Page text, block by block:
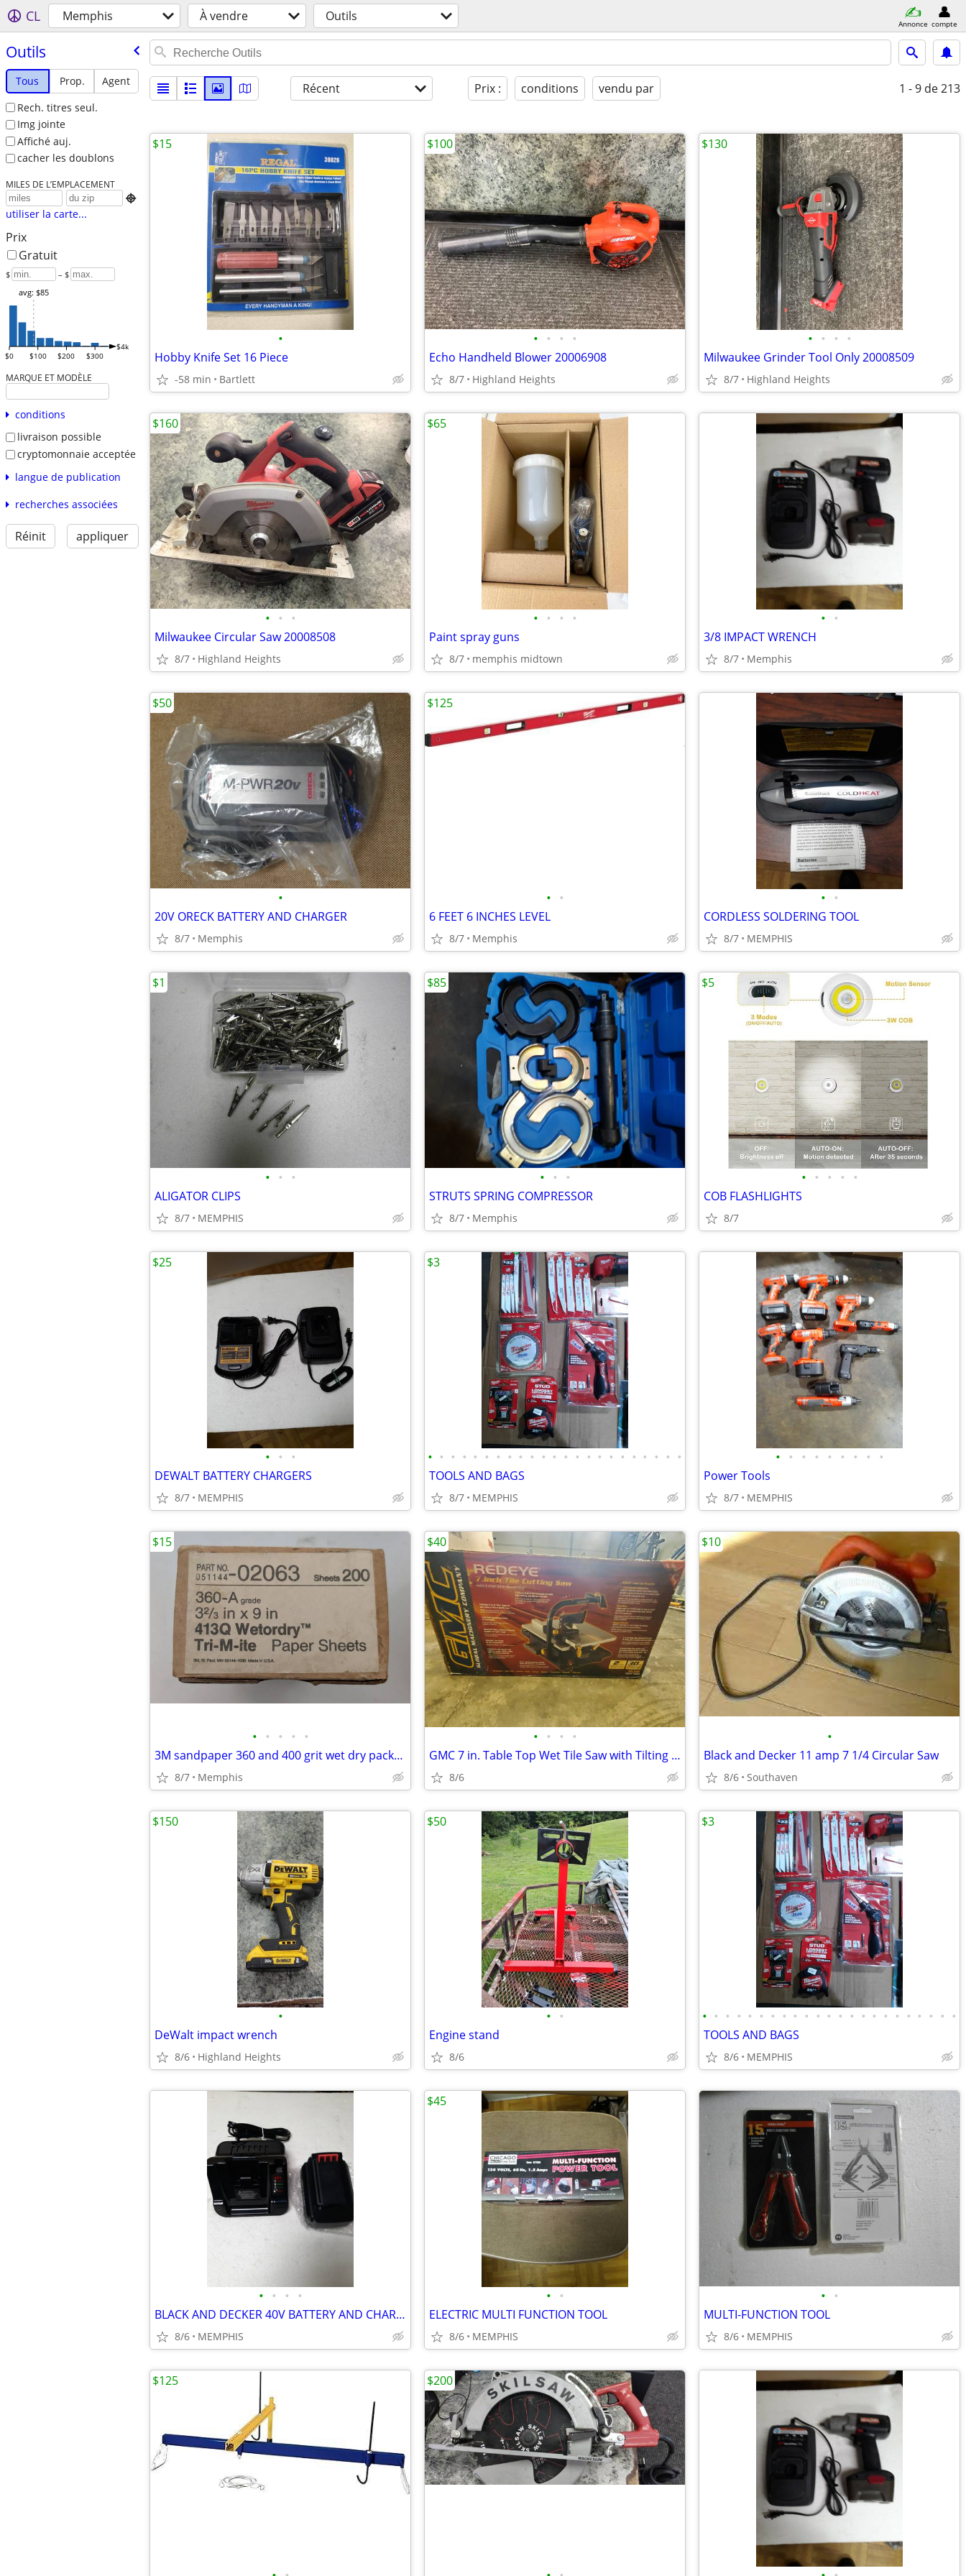
CL Memphis À vendre Outils Annonce compte
Outils
Tous Prop.
Agent
Rech. titres seul.
Img jointe
Affiché auj.
cacher les doublons
MILES DE L’EMPLACEMENT

utiliser la carte...
Prix
Gratuit
$ – $
$0 $100 $200 $300
$4k
avg: $85
MARQUE ET MODÈLE
conditions
livraison possible
cryptomonnaie acceptée
langue de publication
recherches associées
Réinit appliquer
Récent Prix : conditions vendu par 1 - 9 de 213
•
Hobby Knife Set 16 Piece
-58 min Bartlett
$15
• • • •
Echo Handheld Blower 20006908
8/7 Highland Heights
$100
• • • •
Milwaukee Grinder Tool Only 20008509
8/7 Highland Heights
$130
• • •
Milwaukee Circular Saw 20008508
8/7 Highland Heights
$160
• • • •
Paint spray guns
8/7 memphis midtown
$65
• •
3/8 IMPACT WRENCH
8/7 Memphis
•
20V ORECK BATTERY AND CHARGER
8/7 Memphis
$50
• •
6 FEET 6 INCHES LEVEL
8/7 Memphis
$125
• •
CORDLESS SOLDERING TOOL
8/7 MEMPHIS
• • •
ALIGATOR CLIPS
8/7 MEMPHIS
$1
• • •
STRUTS SPRING COMPRESSOR
8/7 Memphis
$85
• • • • •
COB FLASHLIGHTS
8/7
$5
• • •
DEWALT BATTERY CHARGERS
8/7 MEMPHIS
$25
• • • • • • • • • • • • • • • • • • • • • • •
TOOLS AND BAGS
8/7 MEMPHIS
$3
• • • • • • • • •
Power Tools
8/7 MEMPHIS
• • • • •
3M sandpaper 360 and 400 grit wet dry packages
8/7 Memphis
$15
• • • •
GMC 7 in. Table Top Wet Tile Saw with Tilting Bevel Table
8/6
$40
•
Black and Decker 11 amp 7 1/4 Circular Saw
8/6 Southaven
$10
•
DeWalt impact wrench
8/6 Highland Heights
$150
• •
Engine stand
8/6
$50
• • • • • • • • • • • • • • • • • • • • • • •
TOOLS AND BAGS
8/6 MEMPHIS
$3
• • • •
BLACK AND DECKER 40V BATTERY AND CHARGER
8/6 MEMPHIS
• •
ELECTRIC MULTI FUNCTION TOOL
8/6 MEMPHIS
$45
• •
MULTI-FUNCTION TOOL
8/6 MEMPHIS
$125 $200